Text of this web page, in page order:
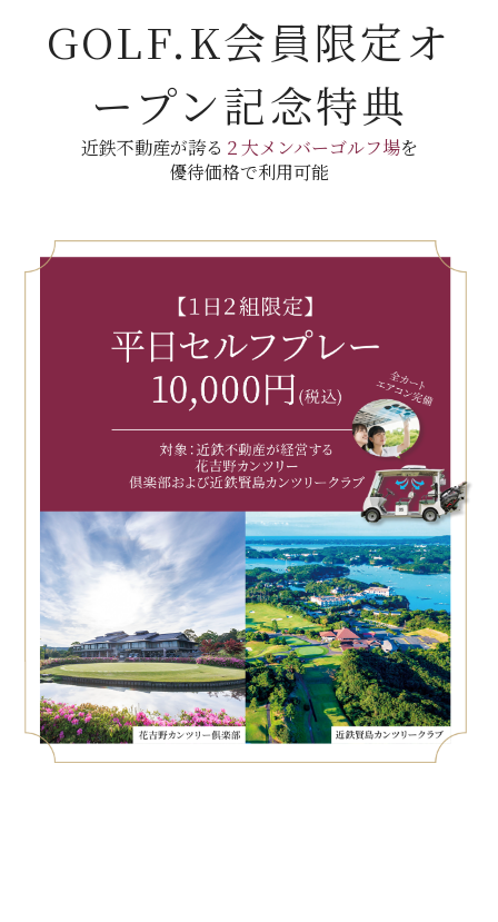
GOLF.K会員限定オ
ープン記念特典
近鉄不動産が誇る ２大メンバーゴルフ場を
優待価格で利用可能